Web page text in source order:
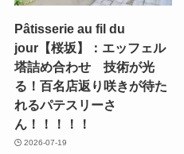
Pâtisserie au fil du
jour【桜坂】：エッフェル
塔詰め合わせ 技術が光
る！百名店返り咲きが待た
れるパテスリーさ
ん！！！！！
2026-07-19